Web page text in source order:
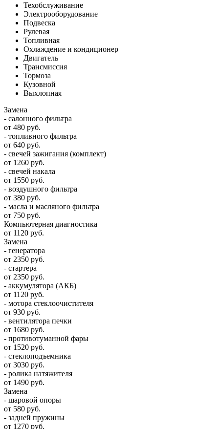
Техобслуживание
Электрооборудование
Подвеска
Рулевая
Топливная
Охлаждение и кондиционер
Двигатель
Трансмиссия
Тормоза
Кузовной
Выхлопная
Замена
- салонного фильтра
от 480 руб.
- топливного фильтра
от 640 руб.
- свечей зажигания (комплект)
от 1260 руб.
- свечей накала
от 1550 руб.
- воздушного фильтра
от 380 руб.
- масла и масляного фильтра
от 750 руб.
Компьютерная диагностика
от 1120 руб.
Замена
- генератора
от 2350 руб.
- стартера
от 2350 руб.
- аккумулятора (АКБ)
от 1120 руб.
- мотора стеклоочистителя
от 930 руб.
- вентилятора печки
от 1680 руб.
- противотуманной фары
от 1520 руб.
- стеклоподъемника
от 3030 руб.
- ролика натяжителя
от 1490 руб.
Замена
- шаровой опоры
от 580 руб.
- задней пружины
от 1270 руб.